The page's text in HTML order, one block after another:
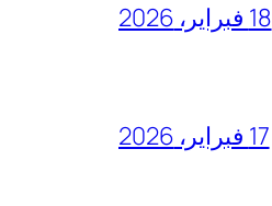
18 فبراير، 2026
17 فبراير، 2026